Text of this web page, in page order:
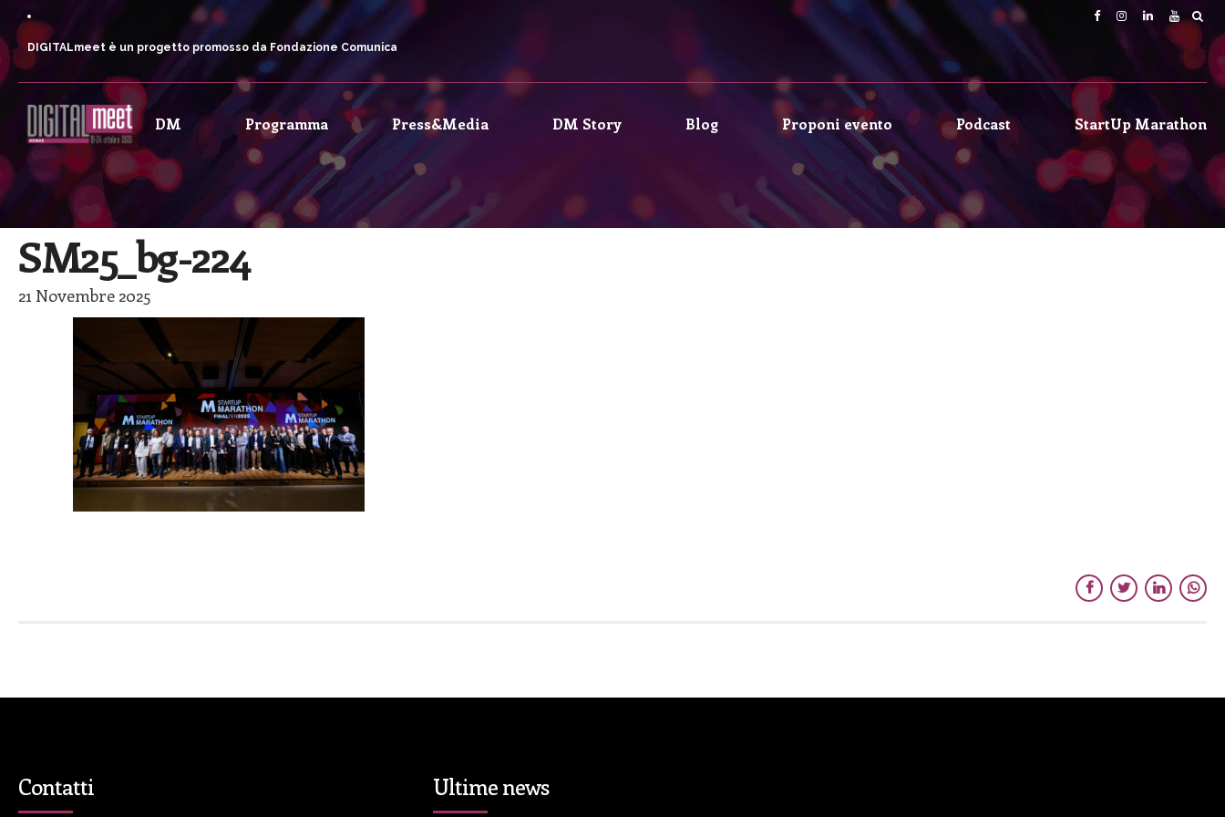
DIGITALmeet è un progetto promosso da Fondazione Comunica
DM Programma Press&Media DM Story Blog Proponi evento Podcast StartUp Marathon
SM25_bg-224
21 Novembre 2025
Contatti Ultime news